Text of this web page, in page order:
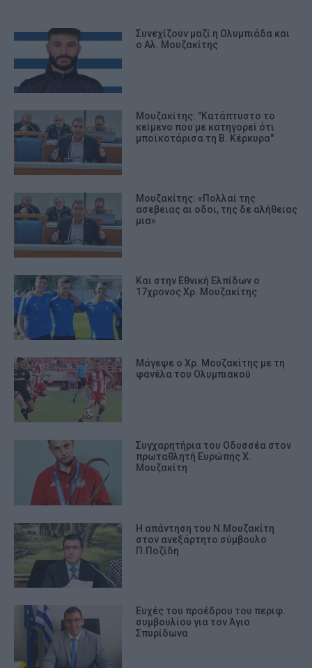
Συνεχίζουν μαζί η Ολυμπιάδα και
ο Αλ. Μουζακίτης
Μουζακίτης: "Κατάπτυστο το
κείμενο που με κατηγορεί ότι
μποϊκοτάρισα τη Β. Κέρκυρα"
Μουζακίτης: «Πολλαί της
ασεβειας αι οδοι, της δε αλήθειας
μια»
Και στην Εθνική Ελπίδων ο
17χρονος Χρ. Μουζακίτης
Μάγεψε ο Χρ. Μουζακίτης με τη
φανέλα του Ολυμπιακού
Συγχαρητήρια του Οδυσσέα στον
πρωταθλητή Ευρώπης Χ.
Μουζακίτη
Η απάντηση του Ν.Μουζακίτη
στον ανεξάρτητο σύμβουλο
Π.Ποζίδη
Ευχές του προέδρου του περιφ.
συμβουλίου για τον Άγιο
Σπυρίδωνα